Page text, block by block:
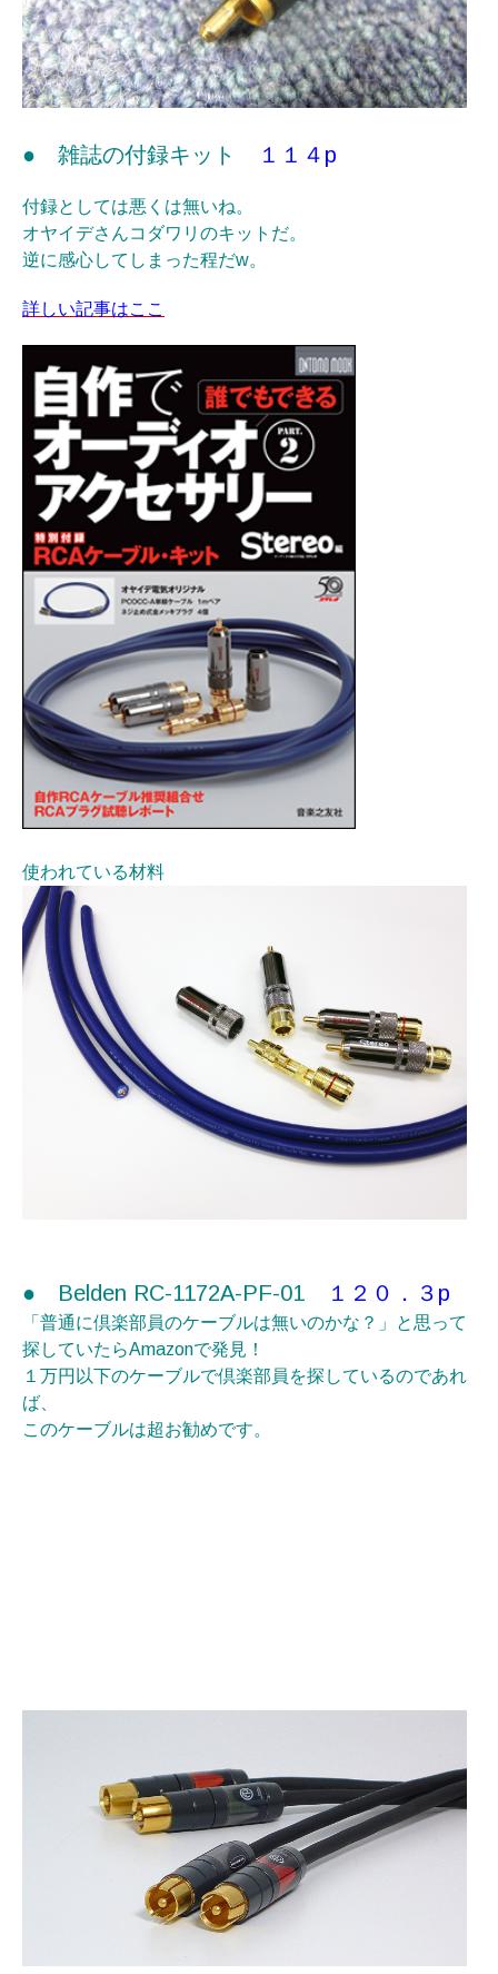
● 雑誌の付録キット １１４p
付録としては悪くは無いね。
オヤイデさんコダワリのキットだ。
逆に感心してしまった程だw。
詳しい記事はここ
使われている材料
● Belden RC-1172A-PF-01 １２０．３p
「普通に倶楽部員のケーブルは無いのかな？」と思って
探していたらAmazonで発見！
１万円以下のケーブルで倶楽部員を探しているのであれ
ば、
このケーブルは超お勧めです。